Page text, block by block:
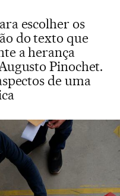
escolher os
do texto que
a herança
Pinochet.
de uma